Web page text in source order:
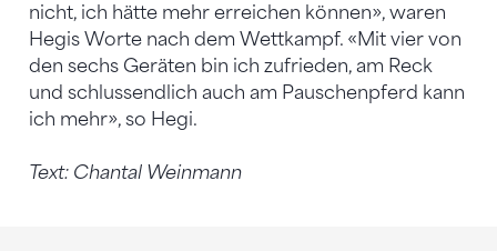
nicht, ich hätte mehr erreichen können», waren
Hegis Worte nach dem Wettkampf. «Mit vier von
den sechs Geräten bin ich zufrieden, am Reck
und schlussendlich auch am Pauschenpferd kann
ich mehr», so Hegi.
Text: Chantal Weinmann